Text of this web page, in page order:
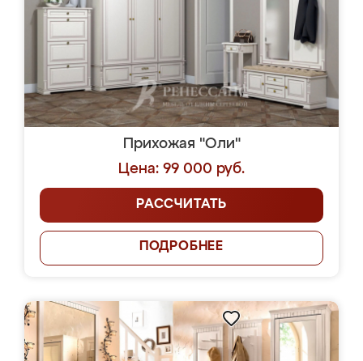
Прихожая "Оли"
Цена: 99 000 руб.
РАССЧИТАТЬ
ПОДРОБНЕЕ